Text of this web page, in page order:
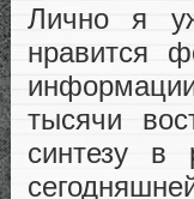
Лично я
нравится
тысячи
синтезу